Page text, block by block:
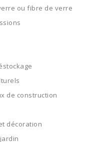
ou fibre de verre
de construction
décoration